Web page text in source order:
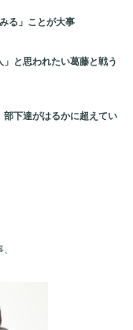
る」ことが大事
」と思われたい葛藤と戦う
部下達がはるかに超えてい